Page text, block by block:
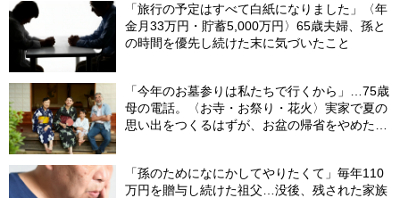
「旅行の予定はすべて白紙になりました」〈年
金月33万円・貯蓄5,000万円〉65歳夫婦、孫と
の時間を優先し続けた末に気づいたこと
「今年のお墓参りは私たちで行くから」…75歳
母の電話。〈お寺・お祭り・花火〉実家で夏の
思い出をつくるはずが、お盆の帰省をやめた理
「孫のためになにかしてやりたくて」毎年110
万円を贈与し続けた祖父…没後、残された家族